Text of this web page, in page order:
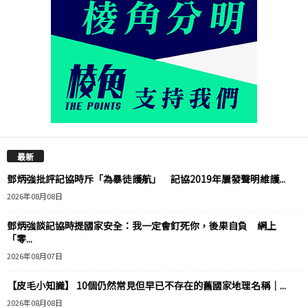
最新
鄧炳強批評記協時斥「為暴徒護航」 記協2019年屢發聲明維護...
2026年08月08日
鄧炳強談記協時提國家安全：我一定會釘死你，後果自負 網上
「零...
2026年08月07日
【皮毛小知識】 10個仍然常見但早已不存在的舊國家地理名稱｜...
2026年08月08日